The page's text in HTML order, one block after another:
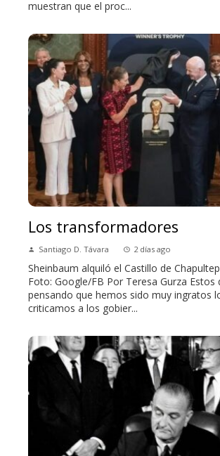
muestran que el proc...
Los transformadores
Santiago D. Távara 2 días ago
Sheinbaum alquiló el Castillo de
Foto: Google/FB Por Teresa Gurza Estos
pensando que hemos sido muy ingratos
criticamos a los gobier...